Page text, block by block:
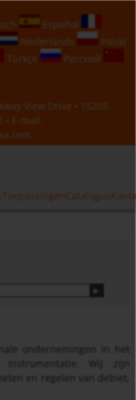
Español
Nederlands
Polski
Türkçe
Русский
View Drive • 15205
• E-mail:
Toepassingen Catalogus
ondernemingen in het
Wij zijn
en regelen van debiet,